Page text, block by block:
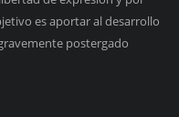
es aportar al desarrollo
postergado